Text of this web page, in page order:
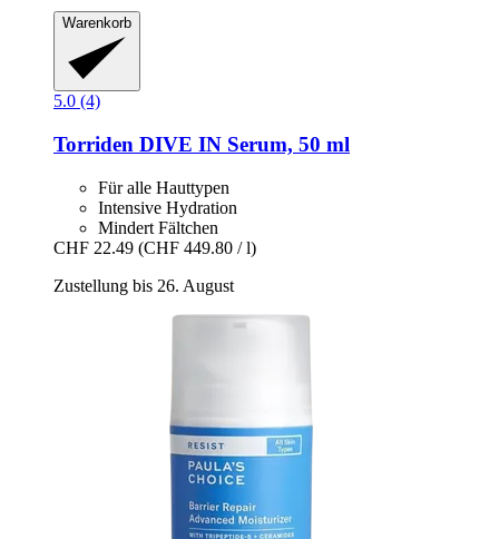
Warenkorb
5.0 (4)
Torriden DIVE IN Serum, 50 ml
Für alle Hauttypen
Intensive Hydration
Mindert Fältchen
CHF 22.49 (CHF 449.80 / l)
Zustellung bis 26. August